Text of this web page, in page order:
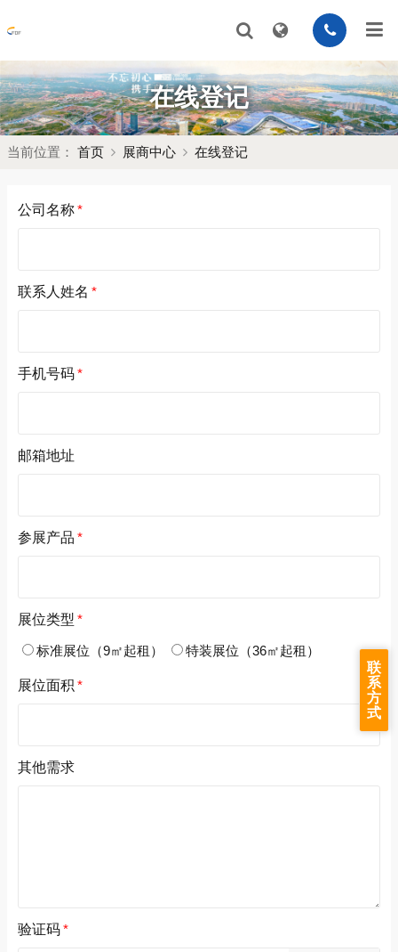
在线登记
当前位置： 首页 展商中心 在线登记
公司名称*
联系人姓名 *
手机号码*
邮箱地址
参展产品 *
展位类型 *
标准展位（9㎡起租） 特装展位（36㎡起租）
展位面积 *
其他需求
验证码*
联
系
方
式